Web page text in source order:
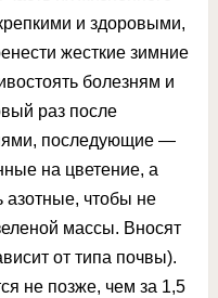
и здоровыми,
жесткие зимние
болезням и
раз после
последующие —
на цветение, а
чтобы не
массы. Вносят
от типа почвы).
не позже, чем за 1,5